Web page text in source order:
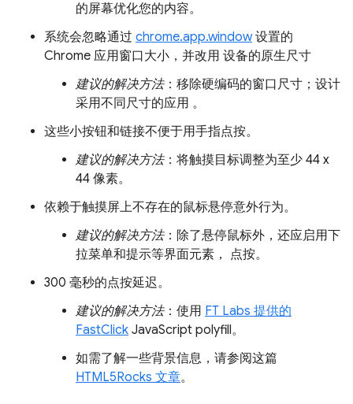
的屏幕优化您的内容。
系统会忽略通过 chrome.app.window设置的
Chrome 应用窗口大小，并改用 设备的原生尺寸
建议的解决方法：移除硬编码的窗口尺寸；设计
采用不同尺寸的应用 。
这些小按钮和链接不便于用手指点按。
建议的解决方法：将触摸目标调整为至少 44 x
44 像素。
依赖于触摸屏上不存在的鼠标悬停意外行为。
建议的解决方法：除了悬停鼠标外，还应启用下
拉菜单和提示等界面元素， 点按。
300 毫秒的点按延迟。
建议的解决方法：使用 FT Labs 提供的
FastClick JavaScript polyfill。
如需了解一些背景信息，请参阅这篇
HTML5Rocks 文章。